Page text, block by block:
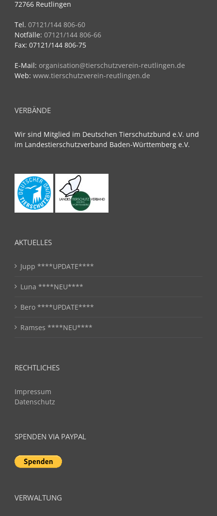
72766 Reutlingen
Tel. 07121/144 806-60
Notfälle: 07121/144 806-66
Fax: 07121/144 806-75
E-Mail: organisation@tierschutzverein-reutlingen.de
Web: www.tierschutzverein-reutlingen.de
VERBÄNDE
Wir sind Mitglied im Deutschen Tierschutzbund e.V. und
im Landestierschutzverband Baden-Württemberg e.V.
AKTUELLES
Jupp ****UPDATE****
Luna ****NEU****
Bero ****UPDATE****
Ramses ****NEU****
RECHTLICHES
Impressum
Datenschutz
SPENDEN VIA PAYPAL
VERWALTUNG